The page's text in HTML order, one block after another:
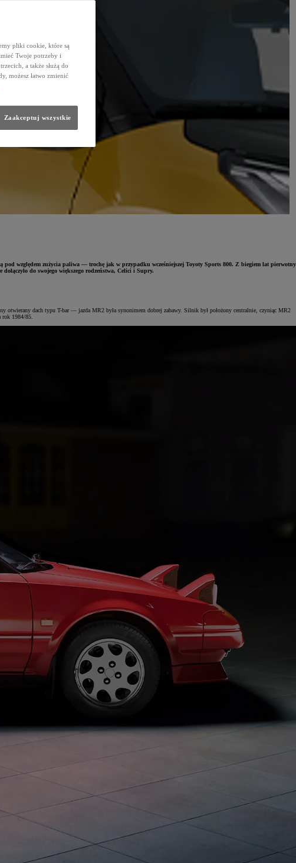
pod względem zużycia paliwa — trochę jak w przypadku wcześniejszej Toyoty Sports 800. Z biegiem lat pierwotny
do swojego większego rodzeństwa, Celici i Supry.
otwierany dach typu T-bar — jazda MR2 była synonimem dobrej zabawy. Silnik był położony centralnie, czyniąc MR2
rok 1984/85.
pliki cookie, które są
Twoje potrzeby i
a także służą do
możesz łatwo zmienić
Zaakceptuj wszystkie